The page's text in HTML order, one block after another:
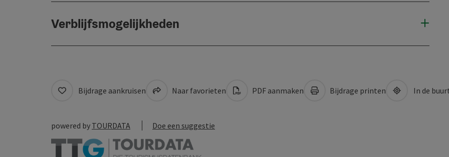
Verblijfsmogelijkheden
Bijdrage aankruisen Naar favorieten PDF aanmaken Bijdrage printen In de
powered by TOURDATA Doe een suggestie